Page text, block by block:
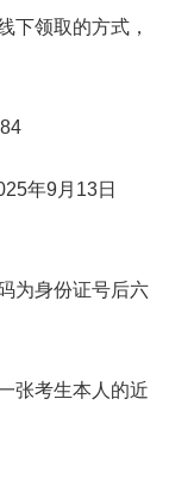
下领取的方式，
年9月13日
为身份证号后六
张考生本人的近